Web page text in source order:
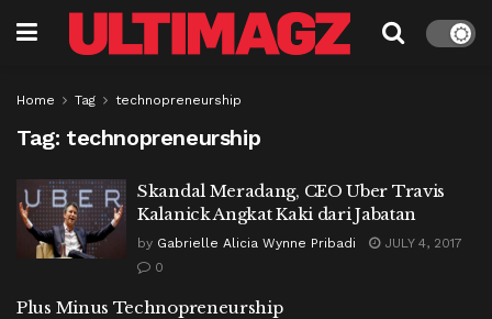
Home Tag technopreneurship
Tag: technopreneurship
Skandal Meradang, CEO Uber Travis
Kalanick Angkat Kaki dari Jabatan
by Gabrielle Alicia Wynne Pribadi
JULY 4, 2017
0
Plus Minus Technopreneurship